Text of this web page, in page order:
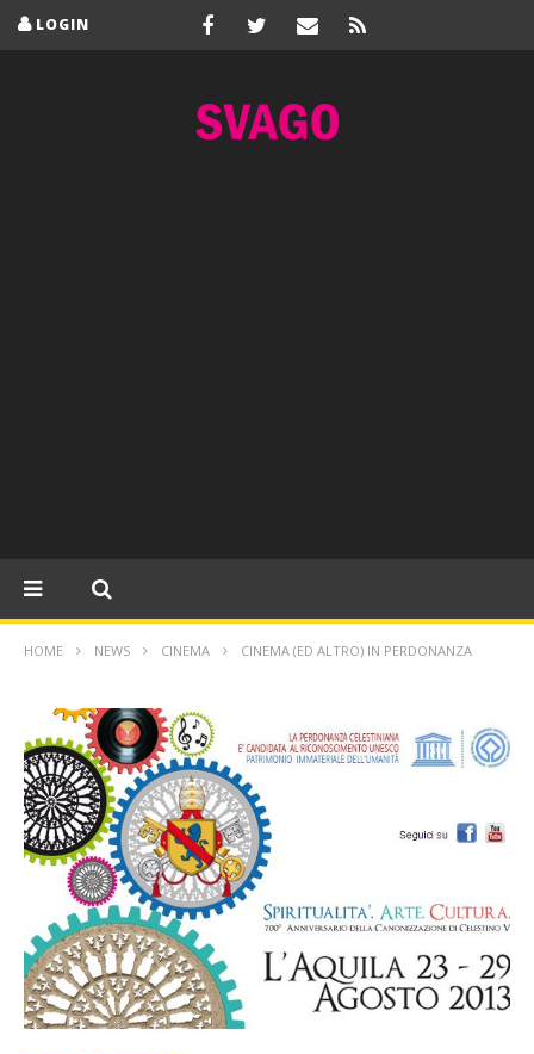
LOGIN
HOME NEWS CINEMA CINEMA (ED ALTRO) IN PERDONANZA